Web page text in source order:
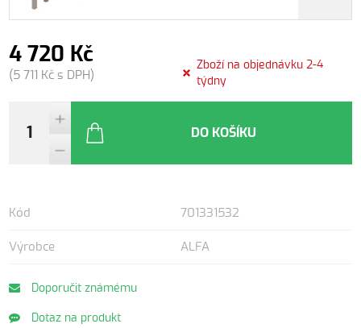
4 720 Kč
(5 711 Kč s DPH)
Zboží na objednávku 2-4
týdny
DO KOŠÍKU
Kód 701331532
Výrobce ALFA
Doporučit známému
Dotaz na produkt